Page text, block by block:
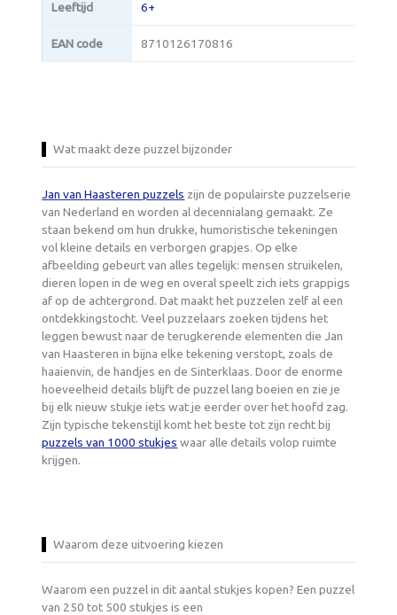
Leeftijd 6+
EAN code 8710126170816
Wat maakt deze puzzel bijzonder
Jan van Haasteren puzzels zijn de populairste puzzelserie
van Nederland en worden al decennialang gemaakt. Ze
staan bekend om hun drukke, humoristische tekeningen
vol kleine details en verborgen grapjes. Op elke
afbeelding gebeurt van alles tegelijk: mensen struikelen,
dieren lopen in de weg en overal speelt zich iets grappigs
af op de achtergrond. Dat maakt het puzzelen zelf al een
ontdekkingstocht. Veel puzzelaars zoeken tijdens het
leggen bewust naar de terugkerende elementen die Jan
van Haasteren in bijna elke tekening verstopt, zoals de
haaienvin, de handjes en de Sinterklaas. Door de enorme
hoeveelheid details blijft de puzzel lang boeien en zie je
bij elk nieuw stukje iets wat je eerder over het hoofd zag.
Zijn typische tekenstijl komt het beste tot zijn recht bij
puzzels van 1000 stukjes waar alle details volop ruimte
krijgen.
Waarom deze uitvoering kiezen
Waarom een puzzel in dit aantal stukjes kopen? Een puzzel
van 250 tot 500 stukjes is een